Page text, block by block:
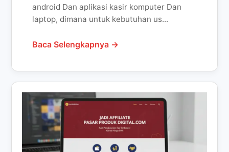
android Dan aplikasi kasir komputer Dan
laptop, dimana untuk kebutuhan us...
Baca Selengkapnya →